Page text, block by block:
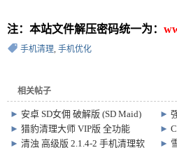
注：本站文件解压密码统一为：
手机清理, 手机优化
相关帖子
► 安卓 SD女佣 破解版 (SD Maid)
v5.6.3
►
入
►猎豹清理大师 VIP版 全功能
v6.20.1
►
►清浊 高级版 2.1.4-2 手机清理软
►